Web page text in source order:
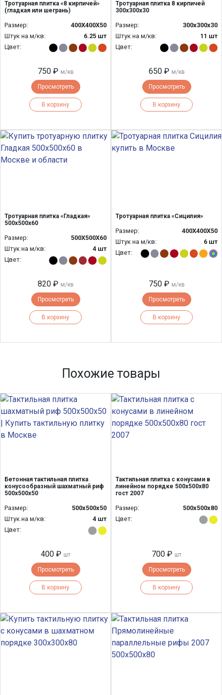
Тротуарная плитка «8 кирпичей»
(гладкая или шегрань)
Размер:
400Х400Х50
Штук на м/кв:
6.25 шт
Цвет:
750 ₽ м/кв
Просмотреть
В корзину
Тротуарная плитка 8 кирпичей
300х300х30
Размер:
300х300х30
Штук на м/кв:
11 шт
Цвет:
650 ₽ м/кв
Просмотреть
В корзину
Тротуарная плитка «Гладкая»
500x500x60
Размер:
500Х500Х60
Штук на м/кв:
4 шт
Цвет:
820 ₽ м/кв
Просмотреть
В корзину
Тротуарная плитка «Сицилия»
Размер:
400Х400Х50
Штук на м/кв:
6 шт
Цвет:
750 ₽ м/кв
Просмотреть
В корзину
Похожие товары
Бетонная тактильная плитка
конусообразный шахматный риф
500x500x50
Размер:
500x500x50
Штук на м/кв:
4 шт
Цвет:
400 ₽ шт
Просмотреть
В корзину
Тактильная плитка с конусами в
линейном порядке 500х500х80
гост 2007
Размер:
500х500х80
Цвет:
700 ₽ шт
Просмотреть
В корзину